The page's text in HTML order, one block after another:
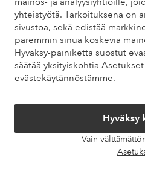
yhteistyötä. Tarkoituksena on
sivustoa, sekä edistää
paremmin sinua koskevia
Hyväksy-painiketta suostut
säätää yksityiskohtia
evästekäytännöstämme.
Hyväksy
Vain
Tietoa Elloksesta
Palvelumme